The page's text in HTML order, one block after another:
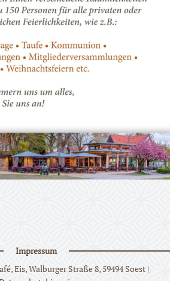
Impressum
Eis, Walburger Straße 8, 59494 Soest |